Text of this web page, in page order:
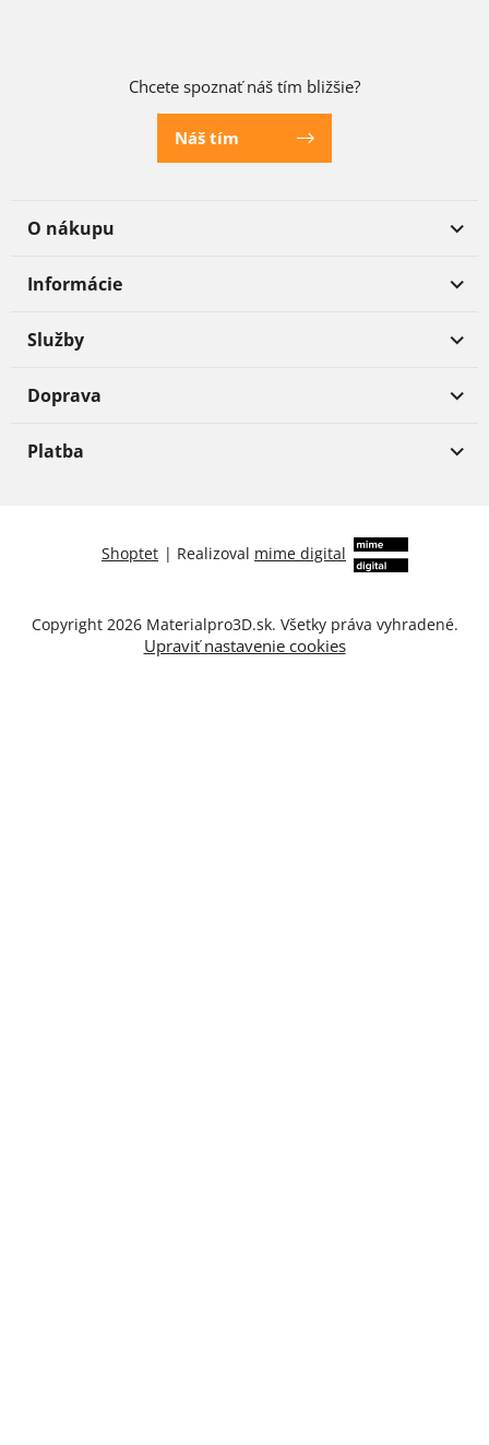
Chcete spoznať náš tím bližšie?
Náš tím
O nákupu
Informácie
Služby
Doprava
Platba
Shoptet | Realizoval mime digital
Copyright 2026 Materialpro3D.sk. Všetky práva vyhradené.
Upraviť nastavenie cookies